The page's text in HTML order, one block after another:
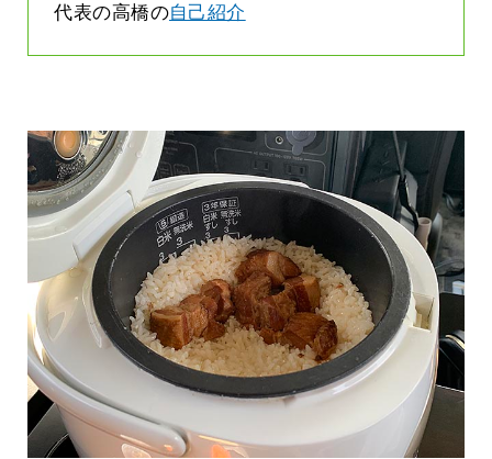
代表の高橋の自己紹介